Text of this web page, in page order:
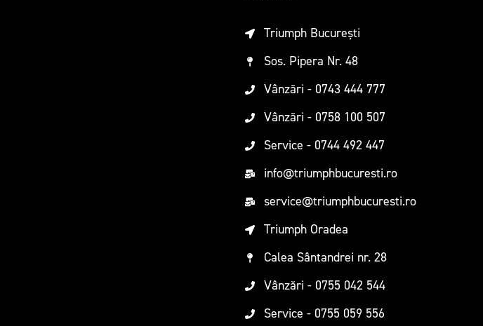
Triumph București
Sos. Pipera Nr. 48
Vânzări - 0743 444 777
Vânzări - 0758 100 507
Service - 0744 492 447
info@triumphbucuresti.ro
service@triumphbucuresti.ro
Triumph Oradea
Calea Sântandrei nr. 28
Vânzări - 0755 042 544
Service - 0755 059 556